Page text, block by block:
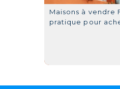
Maisons à vendre
pratique pour